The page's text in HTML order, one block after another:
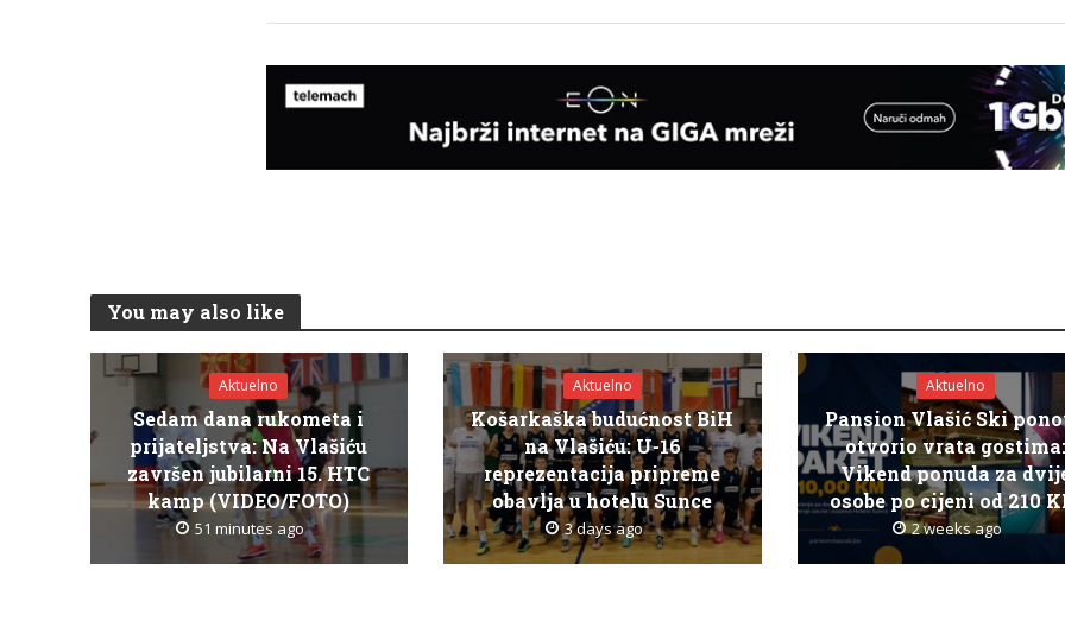
You may also like
Aktuelno
Sedam dana rukometa i
prijateljstva: Na Vlašiću
završen jubilarni 15. HTC
kamp (VIDEO/FOTO)
51 minutes ago
Aktuelno
Košarkaška budućnost BiH
na Vlašiću: U-16
reprezentacija pripreme
obavlja u hotelu Sunce
3 days ago
Aktuelno
Pansion Vlašić Ski
otvorio vrata gostima:
Vikend ponuda za
osobe po cijeni od 210
2 weeks ago